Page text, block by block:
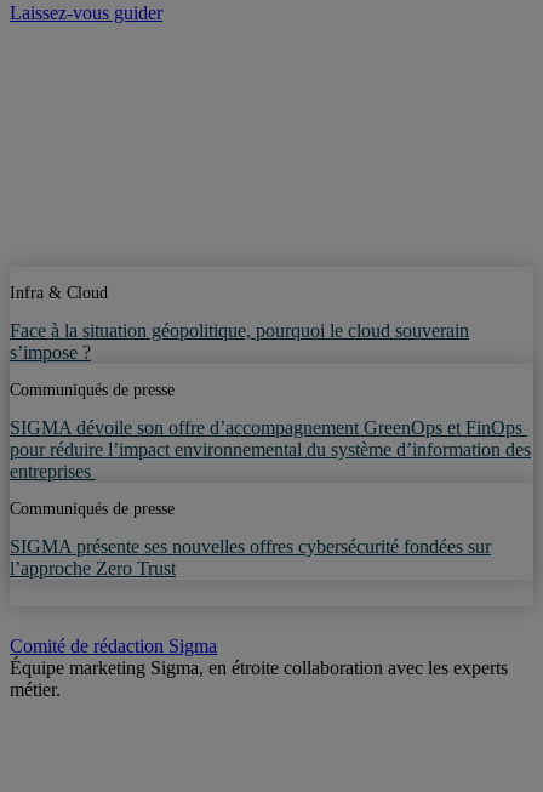
Laissez-vous guider
Infra & Cloud
Face à la situation géopolitique, pourquoi le cloud souverain
s’impose ?
Communiqués de presse
SIGMA dévoile son offre d’accompagnement GreenOps et FinOps
pour réduire l’impact environnemental du système d’information des
entreprises
Communiqués de presse
SIGMA présente ses nouvelles offres cybersécurité fondées sur
l’approche Zero Trust
Comité de rédaction Sigma
Équipe marketing Sigma, en étroite collaboration avec les experts
métier.